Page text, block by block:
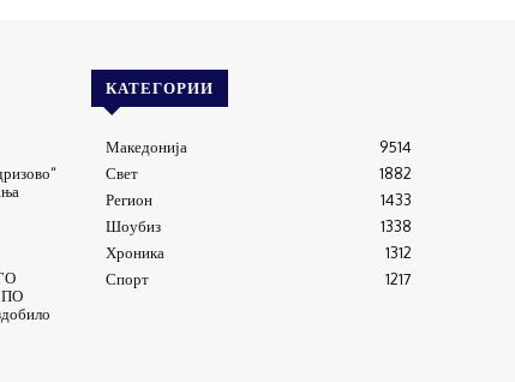
ПО
КАТЕГОРИИ
Македонија
9514
Свет
1882
Регион
1433
Шоубиз
1338
Хроника
1312
Спорт
1217